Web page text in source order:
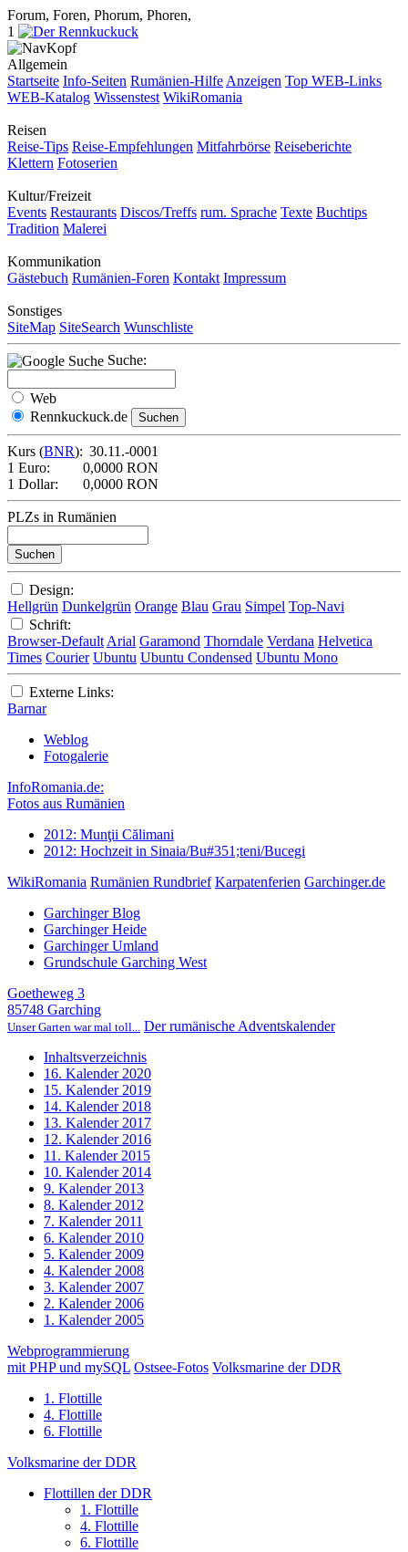
Forum, Foren, Phorum, Phoren,
1
Allgemein
Startseite Info-Seiten Rumänien-Hilfe Anzeigen Top WEB-Links
WEB-Katalog Wissenstest WikiRomania
Reisen
Reise-Tips Reise-Empfehlungen Mitfahrbörse Reiseberichte
Klettern Fotoserien
Kultur/Freizeit
Events Restaurants Discos/Treffs rum. Sprache Texte Buchtips
Tradition Malerei
Kommunikation
Gästebuch Rumänien-Foren Kontakt Impressum
Sonstiges
SiteMap SiteSearch Wunschliste
Suche:
Web
Rennkuckuck.de
Kurs (BNR): 30.11.-0001
1 Euro:
0,0000 RON
1 Dollar:
0,0000 RON
PLZs in Rumänien
Design:
Hellgrün Dunkelgrün Orange Blau Grau Simpel Top-Navi
Schrift:
Browser-Default Arial Garamond Thorndale Verdana Helvetica
Times Courier Ubuntu Ubuntu Condensed Ubuntu Mono
Externe Links:
Barnar
Weblog
Fotogalerie
InfoRomania.de:
Fotos aus Rumänien
2012: Munţii Călimani
2012: Hochzeit in Sinaia/Bu#351;teni/Bucegi
WikiRomania Rumänien Rundbrief Karpatenferien Garchinger.de
Garchinger Blog
Garchinger Heide
Garchinger Umland
Grundschule Garching West
Goetheweg 3
85748 Garching
Unser Garten war mal toll... Der rumänische Adventskalender
Inhaltsverzeichnis
16. Kalender 2020
15. Kalender 2019
14. Kalender 2018
13. Kalender 2017
12. Kalender 2016
11. Kalender 2015
10. Kalender 2014
9. Kalender 2013
8. Kalender 2012
7. Kalender 2011
6. Kalender 2010
5. Kalender 2009
4. Kalender 2008
3. Kalender 2007
2. Kalender 2006
1. Kalender 2005
Webprogrammierung
mit PHP und mySQL Ostsee-Fotos Volksmarine der DDR
1. Flottille
4. Flottille
6. Flottille
Volksmarine der DDR
Flottillen der DDR
1. Flottille
4. Flottille
6. Flottille